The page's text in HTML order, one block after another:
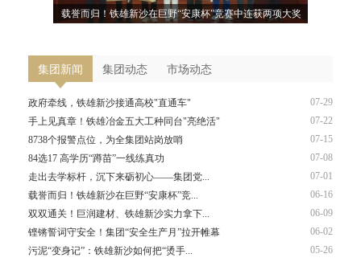
载誉而归！铁雄新沙在巨野“安康杯”竞赛中连获两项大奖
集团新闻 集团动态 市场动态
政府牵线，铁雄新沙接通高校"直通车"
07-29
手上见真章！铁雄冶金五大工种同台"亮绝活"
07-22
8738个报警点位，为全集团站岗放哨
07-15
84选17 高学历“蹲苗”一线练真功
07-08
走出去学标杆，沉下来砺初心——集团党...
07-01
载誉而归！铁雄新沙在巨野“安康杯”竞...
06-16
双双通关！巨润建材、铁雄新沙实力拿下...
06-09
铿锵誓词守安全！集团“安全生产月”拉开帷幕
06-02
污泥“变身记”：铁雄新沙如何把“烫手...
05-26